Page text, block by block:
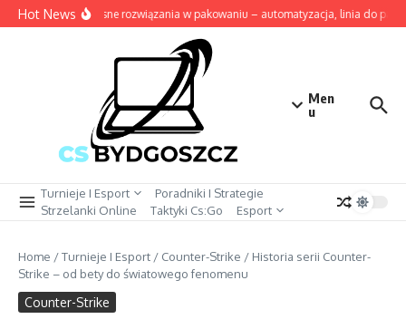
Przejdź do treści
Hot NewsNowoczesne rozwiązania w pakowaniu – automatyzacja, linia do
Men
u
Turnieje I Esport
Poradniki I Strategie
Strzelanki Online
Taktyki Cs:Go Esport
Home /Turnieje I Esport / Counter-Strike / Historia serii Counter-
Strike – od bety do światowego fenomenu
Counter-Strike